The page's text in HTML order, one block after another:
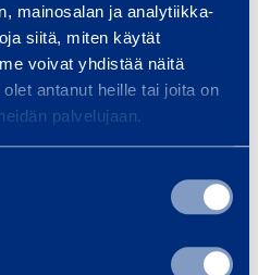
mainosalan ja analytiikka-
siitä, miten käytät
voivat yhdistää näitä
antanut heille tai joita on
palvelujaan.
weighted average price:
IR, tel. +358 20 750
company offering